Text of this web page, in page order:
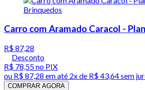
Carro com Aramado Caracol -
R$ 87,28
Desconto
R$ 78,55no PIX
ou R$ 87,28 em até 2x de R$ 43,64 sem
COMPRAR AGORA